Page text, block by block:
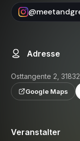
@
Adresse
Osttangente 2,
Google Maps
Veranstalter